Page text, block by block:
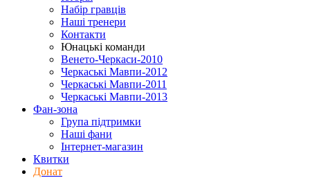
Набір гравців
Наші тренери
Контакти
Юнацькі команди
Венето-Черкаси-2010
Черкаські Мавпи-2012
Черкаські Мавпи-2011
Черкаські Мавпи-2013
Фан-зона
Група підтримки
Наші фани
Інтернет-магазин
Квитки
Донат